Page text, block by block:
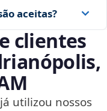
aceitas?
clientes
utilizou nossos